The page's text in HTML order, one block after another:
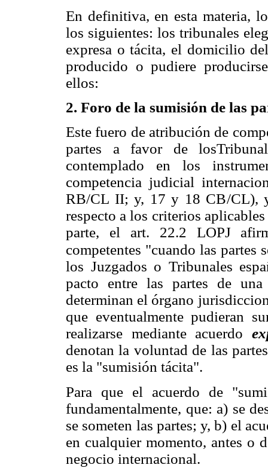
En definitiva, en esta materia,
los siguientes: los tribunales
expresa o tácita, el domicilio
producido o pudiere
ellos:
2. Foro de la sumisión de las
Este fuero de atribución de
partes a favor de
contemplado en los
competencia judicial
RB/CL II; y, 17 y 18 CB/CL),
respecto a los criterios
parte, el art. 22.2 LOPJ
competentes "cuando las partes
los Juzgados o Tribunales
pacto entre las partes de
determinan el órgano
que eventualmente pudieran
realizarse mediante acuerdo
denotan la voluntad de las
es la "sumisión tácita".
Para que el acuerdo de
fundamentalmente, que: a) se
se someten las partes; y, b) el
en cualquier momento, antes o
negocio internacional.